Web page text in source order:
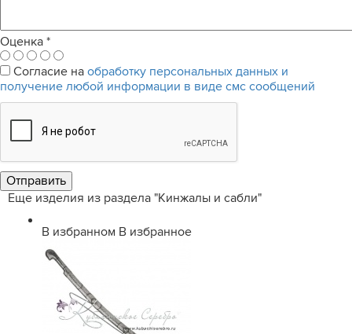
Оценка *
Согласие на обработку персональных данных и
получение любой информации в виде смс сообщений
Еще изделия из раздела "Кинжалы и сабли"
В избранном В избранное